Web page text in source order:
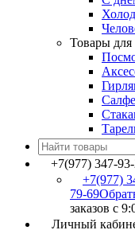
Товары для
+7(977) 347-
+7(977)
79-69
заказов с
Личный